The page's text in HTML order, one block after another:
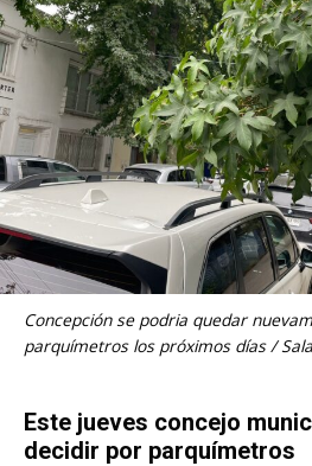
Concepción se podria quedar
parquímetros los próximos días /
Este jueves concejo
decidir por parquímetros